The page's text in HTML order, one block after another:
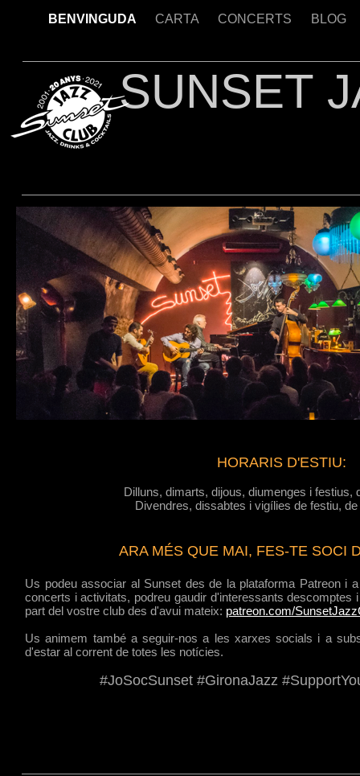
BENVINGUDA CARTA CONCERTS BLOG
SUNSET
HORARIS D'ESTIU:
Dilluns, dimarts, dijous, diumenges i festius,
Divendres, dissabtes i vigílies de festiu,
ARA MÉS QUE MAI, FES-TE SOCI
Us podeu associar al Sunset des de la plataforma Patreon i
concerts i activitats, podreu gaudir d'interessants descomptes
part del vostre club des d'avui mateix: patreon.com/
Us animem també a seguir-nos a les xarxes socials i a
d'estar al corrent de totes les notícies.
#JoSocSunset #GironaJazz